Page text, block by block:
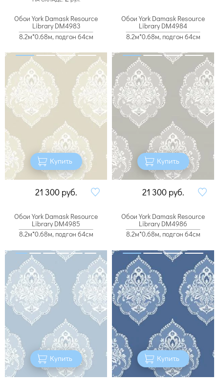
Обои York Damask Resource
Library DM4983
8.2м*0.68м, подгон 64см
Купить
21 300 руб.
Обои York Damask Resource
Library DM4984
8.2м*0.68м, подгон 64см
Купить
21 300 руб.
Обои York Damask Resource
Library DM4985
8.2м*0.68м, подгон 64см
Купить
Обои York Damask Resource
Library DM4986
8.2м*0.68м, подгон 64см
Купить